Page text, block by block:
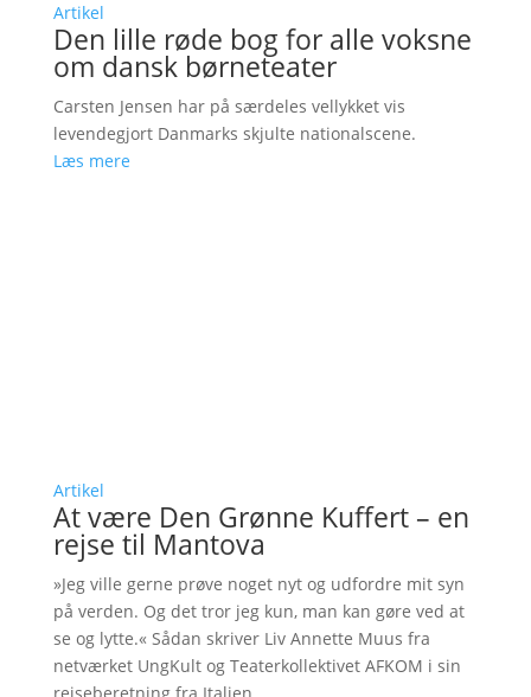
Artikel
Den lille røde bog for alle voksne
om dansk børneteater
Carsten Jensen har på særdeles vellykket vis
levendegjort Danmarks skjulte nationalscene.
Læs mere
Artikel
At være Den Grønne Kuffert – en
rejse til Mantova
»Jeg ville gerne prøve noget nyt og udfordre mit syn
på verden. Og det tror jeg kun, man kan gøre ved at
se og lytte.« Sådan skriver Liv Annette Muus fra
netværket UngKult og Teaterkollektivet AFKOM i sin